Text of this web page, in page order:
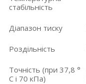
стабільність
Діапазон тиску
Роздільність
Точність (при 37,8 °
C і 70 кПа)